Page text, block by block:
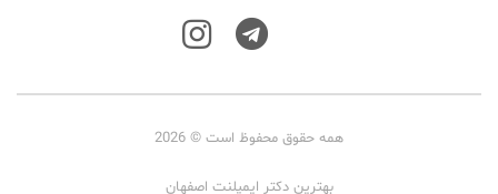
همه حقوق محفوظ است © 2026
بهترین دکتر ایمپلنت اصفهان